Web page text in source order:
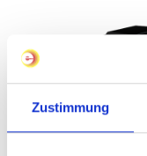
Zustimmung